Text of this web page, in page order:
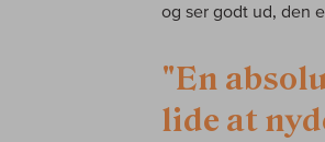
og ser godt ud, den
"En
lide at